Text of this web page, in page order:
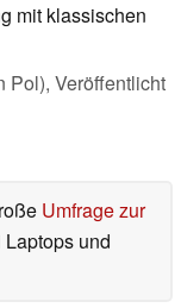
mit klassischen
Pol), Veröffentlicht
Umfrage zur
und